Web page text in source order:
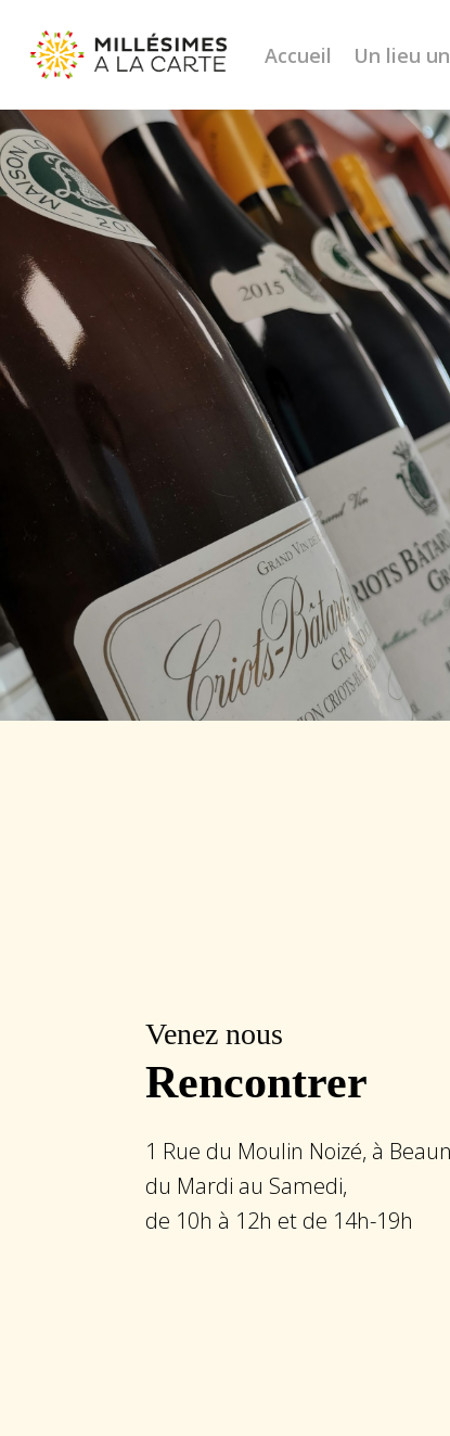
Accueil Un lieu
Venez nous
Rencontrer
1 Rue du Moulin Noizé, à
du Mardi au Samedi,
de 10h à 12h et de 14h-19h